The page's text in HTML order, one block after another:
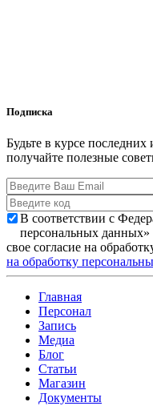
Подписка
Будьте в курсе
получайте полезные
В соответствии с
персональных
свое согласие на
на обработку
Главная
Персонал
Запись
Медиа
Блог
Статьи
Магазин
Документы